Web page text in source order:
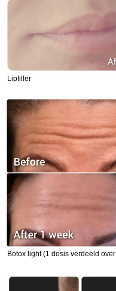
Lipfiller
Botox light (1 dosis verdeeld